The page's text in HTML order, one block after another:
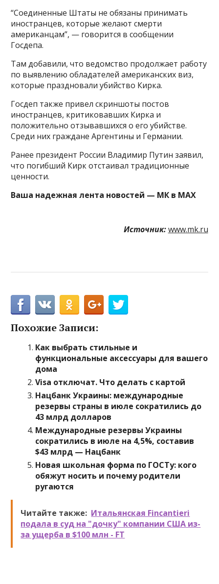
“Соединенные Штаты не обязаны принимать
иностранцев, которые желают смерти
американцам”, — говорится в сообщении
Госдепа.
Там добавили, что ведомство продолжает работу
по выявлению обладателей американских виз,
которые праздновали убийство Кирка.
Госдеп также привел скриншоты постов
иностранцев, критиковавших Кирка и
положительно отзывавшихся о его убийстве.
Среди них граждане Аргентины и Германии.
Ранее президент России Владимир Путин заявил,
что погибший Кирк отстаивал традиционные
ценности.
Ваша надежная лента новостей — МК в MAX
Источник: www.mk.ru
Похожие Записи:
Как выбрать стильные и
функциональные аксессуары для вашего
дома
Visa отключат. Что делать с картой
Нацбанк Украины: международные
резервы страны в июле сократились до
43 млрд долларов
Международные резервы Украины
сократились в июле на 4,5%, составив
$43 млрд — Нацбанк
Новая школьная форма по ГОСТу: кого
обяжут носить и почему родители
ругаются
Читайте также: Итальянская Fincantieri
подала в суд на "дочку" компании США из-
за ущерба в $100 млн - FT